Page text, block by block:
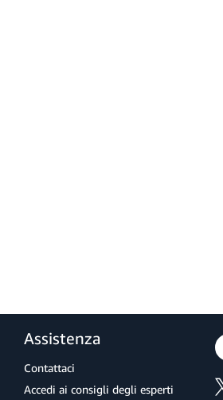
Assistenza
Contattaci
Accedi ai consigli degli esperti